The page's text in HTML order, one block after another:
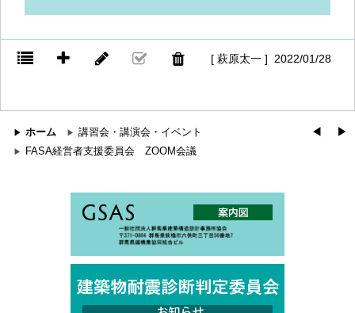
[ 萩原太一 ] 2022/01/28
ホーム
講習会・講演会・イベント
FASA経営者支援委員会 ZOOM会議
◀︎ ▶︎